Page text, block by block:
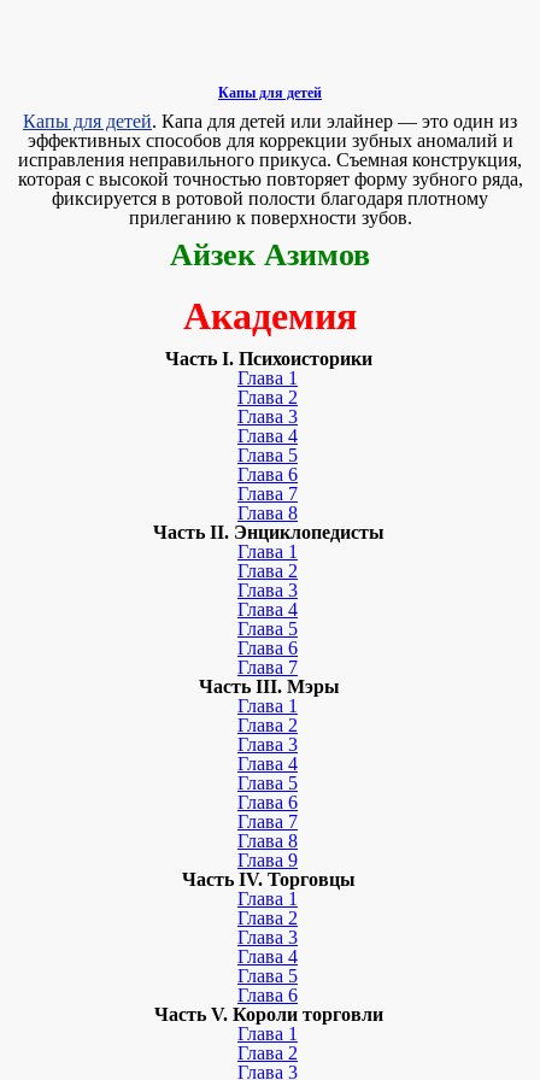
Капы для детей
Капы для детей. Капа для детей или элайнер — это один из
эффективных способов для коррекции зубных аномалий и
исправления неправильного прикуса. Съемная конструкция,
которая с высокой точностью повторяет форму зубного ряда,
фиксируется в ротовой полости благодаря плотному
прилеганию к поверхности зубов.
Айзек Азимов
Академия
Часть I. Психоисторики
Глава 1
Глава 2
Глава 3
Глава 4
Глава 5
Глава 6
Глава 7
Глава 8
Часть II. Энциклопедисты
Глава 1
Глава 2
Глава 3
Глава 4
Глава 5
Глава 6
Глава 7
Часть III. Мэры
Глава 1
Глава 2
Глава 3
Глава 4
Глава 5
Глава 6
Глава 7
Глава 8
Глава 9
Часть IV. Торговцы
Глава 1
Глава 2
Глава 3
Глава 4
Глава 5
Глава 6
Часть V. Короли торговли
Глава 1
Глава 2
Глава 3